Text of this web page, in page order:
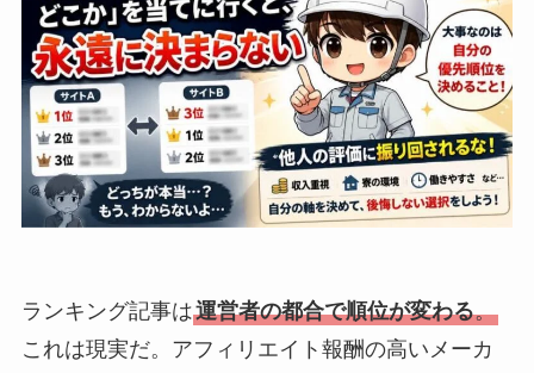
ランキング記事は運営者の都合で順位が変わる。
これは現実だ。アフィリエイト報酬の高いメーカ